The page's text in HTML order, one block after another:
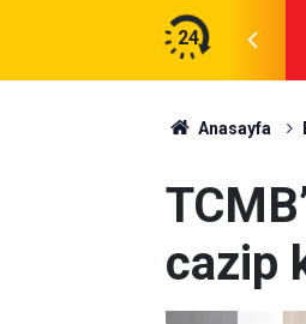
24
Anasayfa
cazip